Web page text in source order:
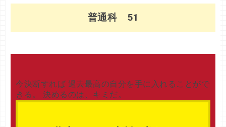
普通科 51
今決断すれば 過去最高の自分を手に入れることがで
きる。 決めるのは、キミだ。